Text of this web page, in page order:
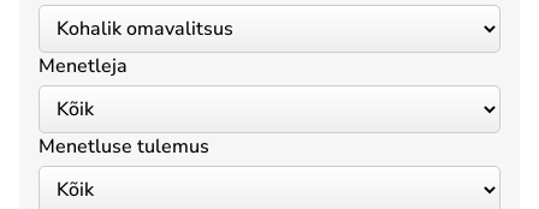
Menetleja
Menetluse tulemus